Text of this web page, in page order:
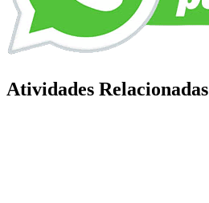
Atividades Relacionadas